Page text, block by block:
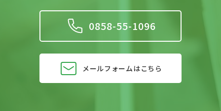
0858-55-1096
メールフォームはこちら